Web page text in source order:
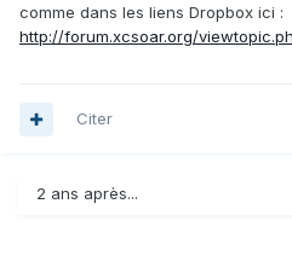
comme dans les liens Dropbox ici :
http://forum.xcsoar.org/
Citer
2 ans après...